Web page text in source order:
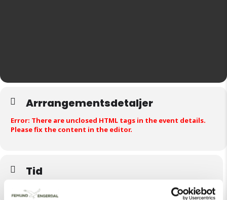
Arrrangementsdetaljer
Error: There are unclosed HTML tags in the event details.
Please fix the content in the editor.
Tid
November 23, 2024 19:00